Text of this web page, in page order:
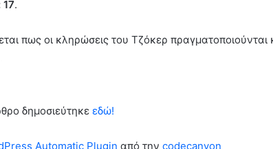
17.
πως οι κληρώσεις του Τζόκερ
δημοσιεύτηκε εδώ!
Automatic Plugin από την codecanyon